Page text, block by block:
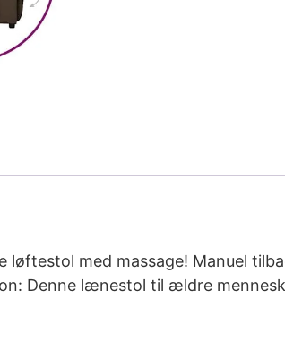
med massage! Manuel
Denne lænestol til ældre